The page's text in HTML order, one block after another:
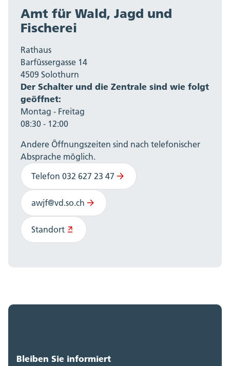
Amt für Wald, Jagd und
Fischerei
Rathaus
Barfüssergasse 14
4509 Solothurn
Der Schalter und die Zentrale sind wie folgt
geöffnet:
Montag - Freitag
08:30 - 12:00
Andere Öffnungszeiten sind nach telefonischer
Absprache möglich.
Telefon 032 627 23 47
awjf@vd.so.ch
Standort
Bleiben Sie informiert